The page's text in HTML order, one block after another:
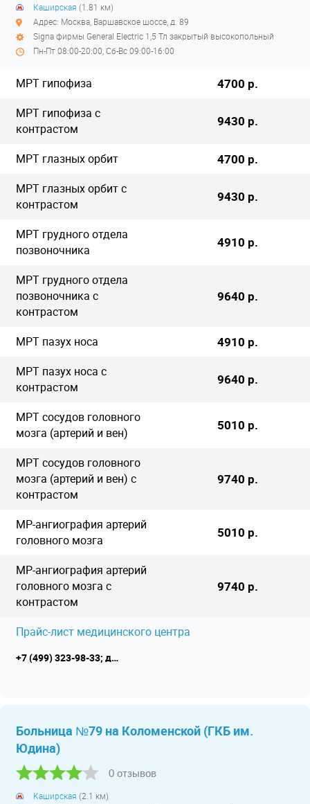
Каширская (1.81 км)
Адрес: Москва, Варшавское шоссе, д. 89
Signa фирмы General Electric 1,5 Тл закрытый высокопольный
Пн-Пт 08:00-20:00, Сб-Вс 09:00-16:00
МРТ гипофиза 4700 р.
МРТ гипофиза с
контрастом
9430 р.
МРТ глазных орбит 4700 р.
МРТ глазных орбит с
контрастом
9430 р.
МРТ грудного отдела
позвоночника
4910 р.
МРТ грудного отдела
позвоночника с
контрастом
9640 р.
МРТ пазух носа 4910 р.
МРТ пазух носа с
контрастом
9640 р.
МРТ сосудов головного
мозга (артерий и вен)
5010 р.
МРТ сосудов головного
мозга (артерий и вен) с
контрастом
9740 р.
МР-ангиография артерий
головного мозга
5010 р.
МР-ангиография артерий
головного мозга с
контрастом
9740 р.
Прайс-лист медицинского центра
+7 (499) 323-98-33; детское отделение +7 (499) 323-98-00
Больница №79 на Коломенской (ГКБ им.
Юдина)
0 отзывов
Каширская (2.1 км)